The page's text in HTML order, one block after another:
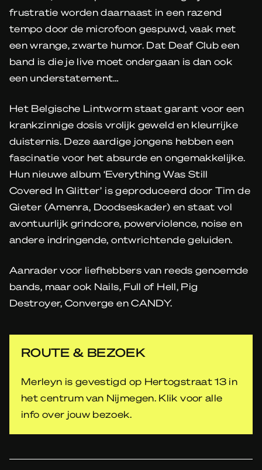
frustratie worden daarnaast in een razend
tempo door de microfoon gespuwd, vaak met
een wrange, zwarte humor. Dat Deaf Club een
band is die je live moet ondergaan is dan ook
een understatement…
Het Belgische Lintworm staat garant voor een
krankzinnige dosis vrolijk geweld en kleurrijke
duisternis. Deze aardige jongens hebben een
fascinatie voor het absurde en ongemakkelijke.
Hun nieuwe album ‘Everything Was Still
Covered In Glitter’ is geproduceerd door Tim de
Gieter (Amenra, Doodseskader) en staat vol
avontuurlijk grindcore, powerviolence, noise en
andere indringende, ontwrichtende geluiden.
Aanrader voor liefhebbers van reeds genoemde
bands, maar ook Nails, Full of Hell, Pig
Destroyer, Converge en CANDY.
ROUTE & BEZOEK
Merleyn is gevestigd op Hertogstraat 13 in
het centrum van Nijmegen. Klik voor alle
info over jouw bezoek.